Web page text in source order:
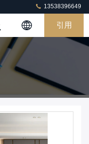
13538396649
引用